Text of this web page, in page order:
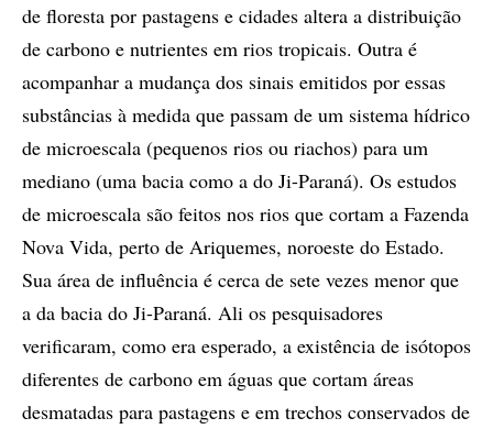
de floresta por pastagens e cidades altera a distribuição
de carbono e nutrientes em rios tropicais. Outra é
acompanhar a mudança dos sinais emitidos por essas
substâncias à medida que passam de um sistema hídrico
de microescala (pequenos rios ou riachos) para um
mediano (uma bacia como a do Ji-Paraná). Os estudos
de microescala são feitos nos rios que cortam a Fazenda
Nova Vida, perto de Ariquemes, noroeste do Estado.
Sua área de influência é cerca de sete vezes menor que
a da bacia do Ji-Paraná. Ali os pesquisadores
verificaram, como era esperado, a existência de isótopos
diferentes de carbono em águas que cortam áreas
desmatadas para pastagens e em trechos conservados de